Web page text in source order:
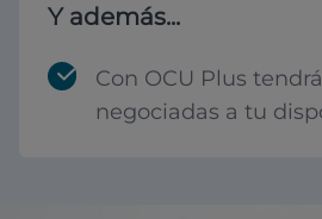
Y además...
Con OCU Plus
negociadas a tu